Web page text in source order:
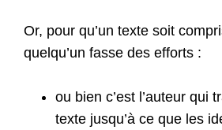
Or, pour qu’un texte soit
quelqu’un fasse des efforts :
ou bien c’est l’auteur qui
texte jusqu’à ce que les